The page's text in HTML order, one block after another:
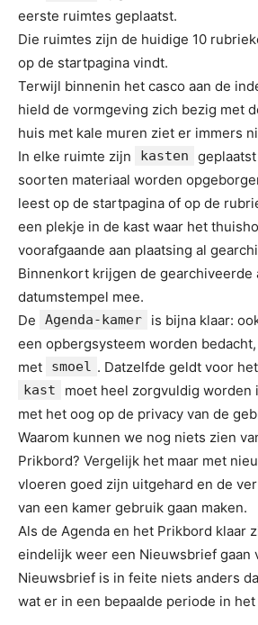
eerste ruimtes geplaatst.
Die ruimtes zijn de huidige 10
op de startpagina vindt.
Terwijl binnenin het casco aan de
hield de vormgeving zich bezig met
huis met kale muren ziet er immers
In elke ruimte zijn
kasten
soorten materiaal worden
leest op de startpagina of op de
een plekje in de kast waar het
voorafgaande aan plaatsing al
Binnenkort krijgen de gearchiveerde
datumstempel mee.
De
Agenda-kamer
is bijna klaar:
een opbergsysteem worden
met
smoel . Datzelfde geldt voor
kast
moet heel zorgvuldig worden
met het oog op de privacy van de
Waarom kunnen we nog niets zien
Prikbord? Vergelijk het maar met
vloeren goed zijn uitgehard en de
van een kamer gebruik gaan maken.
Als de Agenda en het Prikbord klaar
eindelijk weer een Nieuwsbrief gaan
Nieuwsbrief is in feite niets anders
wat er in een bepaalde periode in